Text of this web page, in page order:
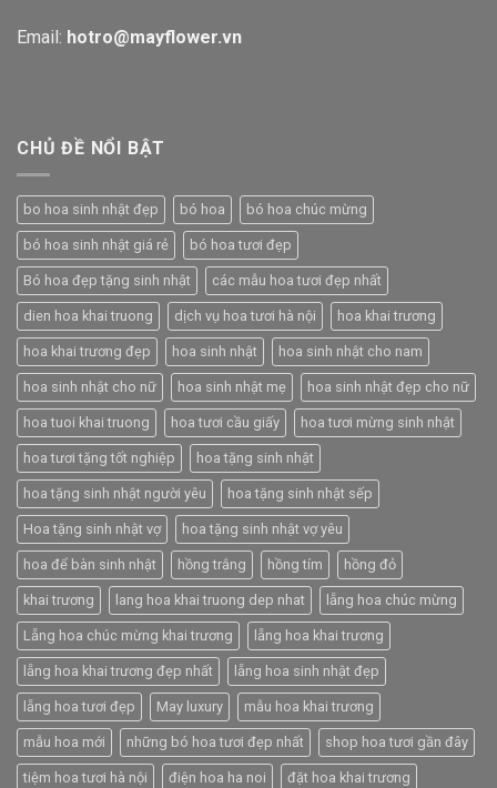
Email: hotro@mayflower.vn
CHỦ ĐỀ NỔI BẬT
bo hoa sinh nhật đẹp bó hoa bó hoa chúc mừng
bó hoa sinh nhật giá rẻ bó hoa tươi đẹp
Bó hoa đẹp tặng sinh nhật các mẫu hoa tươi đẹp nhất
dien hoa khai truong dịch vụ hoa tươi hà nội hoa khai trương
hoa khai trương đẹp hoa sinh nhật hoa sinh nhật cho nam
hoa sinh nhật cho nữ hoa sinh nhật mẹ hoa sinh nhật đẹp cho nữ
hoa tuoi khai truong hoa tươi cầu giấy hoa tươi mừng sinh nhật
hoa tươi tặng tốt nghiệp hoa tặng sinh nhật
hoa tặng sinh nhật người yêu hoa tặng sinh nhật sếp
Hoa tặng sinh nhật vợ hoa tặng sinh nhật vợ yêu
hoa để bàn sinh nhật hồng trắng hồng tím hồng đỏ
khai trương lang hoa khai truong dep nhat lẵng hoa chúc mừng
Lẵng hoa chúc mừng khai trương lẵng hoa khai trương
lẵng hoa khai trương đẹp nhất lẵng hoa sinh nhật đẹp
lẵng hoa tươi đẹp May luxury mẫu hoa khai trương
mẫu hoa mới những bó hoa tươi đẹp nhất shop hoa tươi gần đây
tiệm hoa tươi hà nội điện hoa ha noi đặt hoa khai trương